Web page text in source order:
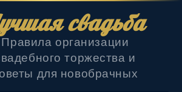
свадьба
Правила организации
торжества и
для новобрачных